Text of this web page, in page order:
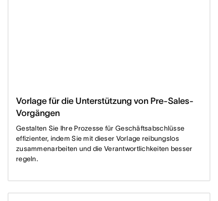
Vorlage für die Unterstützung von Pre-Sales-
Vorgängen
Gestalten Sie Ihre Prozesse für Geschäftsabschlüsse
effizienter, indem Sie mit dieser Vorlage reibungslos
zusammenarbeiten und die Verantwortlichkeiten besser
regeln.